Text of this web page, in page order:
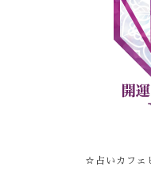
☆占いカフェ